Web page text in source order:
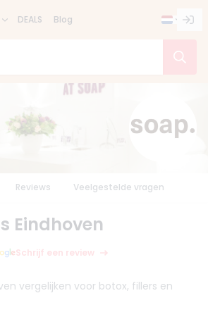
DEALS Blog
Reviews Veelgestelde vragen
Eindhoven
Schrijf een review
vergelijken voor botox, fillers en